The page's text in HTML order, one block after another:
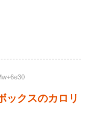
ックスのカロリ